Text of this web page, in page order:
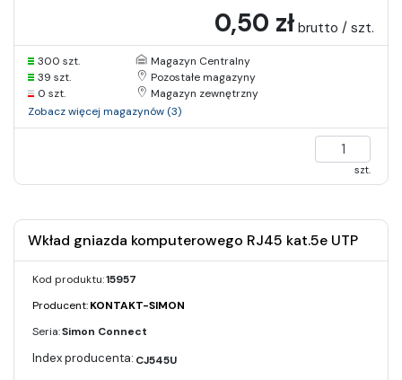
0,50 zł brutto / szt.
300 szt.
Magazyn Centralny
39 szt.
Pozostałe magazyny
0 szt.
Magazyn zewnętrzny
Zobacz więcej magazynów (3)
szt.
Wkład gniazda komputerowego RJ45 kat.5e UTP
Kod produktu:15957
Producent:KONTAKT-SIMON
Seria:Simon Connect
CJ545U